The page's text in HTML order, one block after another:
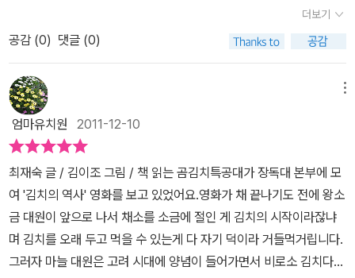
요,한가지 김치가 물린다면 색다른 김치도 먹어보면 더욱 좋겠죠,김
치에 대한 정보를 한곳에 정리해주는 센스도 있지 않은 이 책 정말 짱
이네요^^우리문화 그림책 온고지신 시리즈는 언제나 믿음을 주는군
요^^김치 특공대 정말 짱 멋집니다.
냥 김치를 먹어라~가 아니라 김치의 어떤 성분이 나쁜 균을 몰아내는
지 알려주는 대목이니 아이들에게도 정말 설득력이 있을 뿐더러 어려
제, 아니 세계 아이들의 문제가 아닐 수 없다. 인스턴트 식품에 길들여
져서 식이섬유가 부족한 아이들에게 곧잘 나타나는 변비. 이 변비를
퇴치하기 위해 또다시 김치특공대가 출동한다.시후의 뱃속에서 어떤
역할을 하는지 이 그림 한 장으로 모든 것을 설명해주고 있다. 그러니
김치를 꺼리던 아이들 변배때문에 고생했던 배앓이를 생각하면 김치
가 은근 땡기지 않을까?이번에는 이쁜 혜지를 짝사랑한느 희조를 도
우러 나섰다. 희조의 문제는 바로 비만. 비만을 잡기 위해서 아이들에
게 알려주는 정보 중의 하나가 바로 고추에 들어있는 캡사이신이다.
정말~어려운 용어이지만 요즘 다이어트에 이 성분이 좋다고 해서 매
의해 저장법의 발달로, 소금에 야채 절여 먹던 것을 계기로 우리맛과
개성을 살린 김치.김치 담그는 일은 일년중 가을에서 겨울로 가는 문
턱에서 김장 해먹던 일과 함께 우리의 문화, 우리의 맛을 알게 해준 김
치에 대해서 책읽는 곰 온고지신 우리 문화 그림책 시리즈 13번째 이
야기- 김치 특공대와 함께 해보았어요.나름 아이들의 번쩍이는 아이
디어와 함께, 책그림도 참 특공대 불사르는 모습이 아이에게 눈길을
끈답니다.김치 특공대에 빠질수 없는 배추 용사, 화 입김 불사르는 고
추용사, 날렵함을 자랑하면 흘릴것 같은 액젓 용사, 날렵함 몸매를 자
랑하는 파 용사와, 이에 질세라 달려드는 생강 용사 등... 정말 김치 특
공대에 빠질 수 없는 용사들이 뭉쳤네요.각 김치 특공대를 빛나게 하
는용사들이 오늘 뭉쳤답니다. 짠!김치가 생겨난 기원도 알게되고, 저
장법의 발달로 우리 먹거리에 빠질 수 없는 김치 재료들이 한자리에
더보기
공감 (0) 댓글 (0)
엄마유치원 2011-12-10
최재숙 글 / 김이조 그림 / 책 읽는 곰김치특공대가 장독대 본부에 모
여 '김치의 역사' 영화를 보고 있었어요.영화가 채 끝나기도 전에 왕소
금 대원이 앞으로 나서 채소를 소금에 절인 게 김치의 시작이라잖냐
며 김치를 오래 두고 먹을 수 있는게 다 자기 덕이라 거들먹거립니다.
그러자 마늘 대원은 고려 시대에 양념이 들어가면서 비로소 김치다